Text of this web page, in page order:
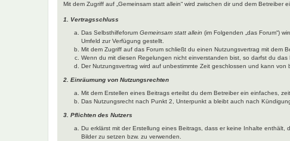
Mit dem Zugriff auf „Gemeinsam statt allein“ wird zwischen dir und dem Betreiber
1. Vertragsschluss
Das Selbsthilfeforum Gemeinsam statt allein (im Folgenden „das Forum“)
Umfeld zur Verfügung gestellt.
Mit dem Zugriff auf das Forum schließt du einen Nutzungsvertrag mit dem
Wenn du mit diesen Regelungen nicht einverstanden bist, so darfst du
Der Nutzungsvertrag wird auf unbestimmte Zeit geschlossen und kann
2. Einräumung von Nutzungsrechten
Mit dem Erstellen eines Beitrags erteilst du dem Betreiber ein einfaches,
Das Nutzungsrecht nach Punkt 2, Unterpunkt a bleibt auch nach
3. Pflichten des Nutzers
Du erklärst mit der Erstellung eines Beitrags, dass er keine Inhalte
Bilder zu setzen bzw. zu verwenden.